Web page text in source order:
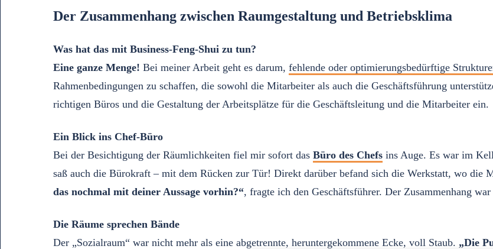
Der Zusammenhang zwischen Raumgestaltung und Betriebsklima
Was hat das mit Business-Feng-Shui zu tun?
Eine ganze Menge! Bei meiner Arbeit geht es darum, fehlende oder optimierungsbedürftige
Rahmenbedingungen zu schaffen, die sowohl die Mitarbeiter als auch die Geschäftsführung
richtigen Büros und die Gestaltung der Arbeitsplätze für die Geschäftsleitung und die Mitarbeiter ein.
Ein Blick ins Chef-Büro
Bei der Besichtigung der Räumlichkeiten fiel mir sofort das Büro des Chefs ins Auge. Es war im
saß auch die Bürokraft – mit dem Rücken zur Tür! Direkt darüber befand sich die Werkstatt, wo die
das nochmal mit deiner Aussage vorhin?“, fragte ich den Geschäftsführer. Der Zusammenhang
Die Räume sprechen Bände
Der „Sozialraum“ war nicht mehr als eine abgetrennte, heruntergekommene Ecke, voll Staub. „Die